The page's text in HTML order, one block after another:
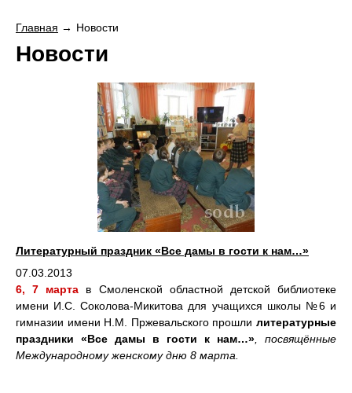
Главная Новости
Новости
Литературный праздник «Все дамы в гости к нам…»
07.03.2013
6, 7 марта в Смоленской областной детской библиотеке
имени И.С. Соколова-Микитова для учащихся школы №6 и
гимназии имени Н.М. Пржевальского прошли литературные
праздники «Все дамы в гости к нам…» , посвящённые
Международному женскому дню 8 марта.